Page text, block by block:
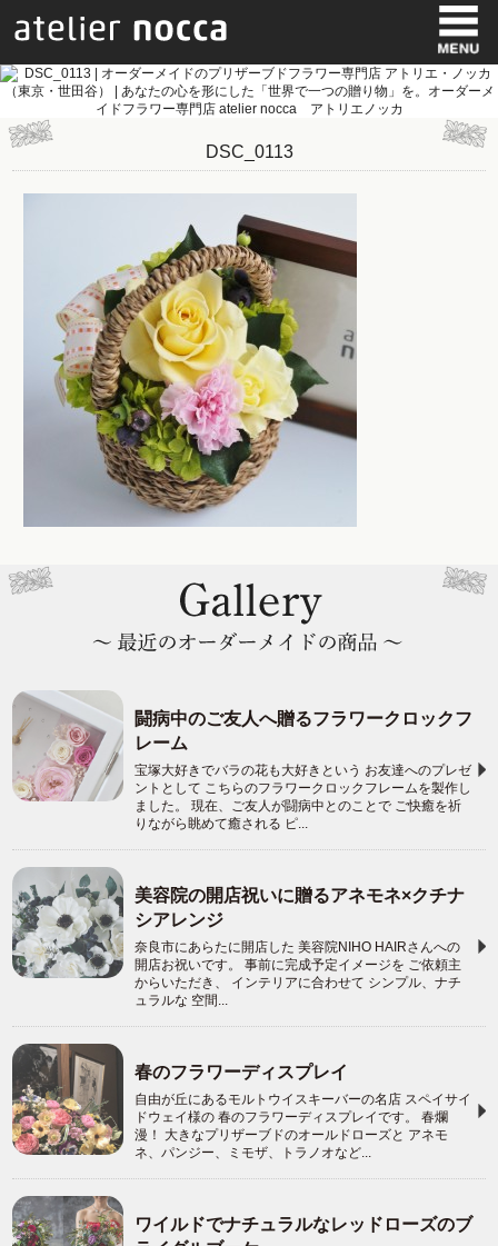
DSC_0113
闘病中のご友人へ贈るフラワークロックフ
レーム
宝塚大好きでバラの花も大好きという お友達へのプレゼ
ントとして こちらのフラワークロックフレームを製作し
ました。 現在、ご友人が闘病中とのことで ご快癒を祈
りながら眺めて癒される ピ...
美容院の開店祝いに贈るアネモネ×クチナ
シアレンジ
奈良市にあらたに開店した 美容院NIHO HAIRさんへの
開店お祝いです。 事前に完成予定イメージを ご依頼主
からいただき、 インテリアに合わせて シンプル、ナチ
ュラルな 空間...
春のフラワーディスプレイ
自由が丘にあるモルトウイスキーバーの名店 スペイサイ
ドウェイ様の 春のフラワーディスプレイです。 春爛
漫！ 大きなプリザーブドのオールドローズと アネモ
ネ、パンジー、ミモザ、トラノオなど...
ワイルドでナチュラルなレッドローズのブ